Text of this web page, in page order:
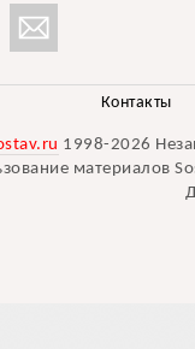
Контакты
1998-2026
материалов